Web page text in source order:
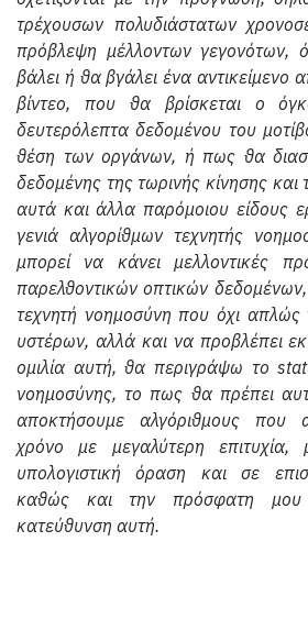
τρέχουσων πολυδιάστατων
πρόβλεψη μέλλοντων
βάλει ή θα βγάλει ένα αντικείμενο
βίντεο, που θα βρίσκεται ο
δευτερόλεπτα δεδομένου του
θέση των οργάνων, ή πως θα
δεδομένης της τωρινής κίνησης και
αυτά και άλλα παρόμοιου είδους
γενιά αλγορίθμων τεχνητής
μπορεί να κάνει μελλοντικές
παρελθοντικών οπτικών
τεχνητή νοημοσύνη που όχι
υστέρων, αλλά και να προβλέπει
ομιλία αυτή, θα περιγράψω το
νοημοσύνης, το πως θα πρέπει
αποκτήσουμε αλγόριθμους που
χρόνο με μεγαλύτερη
υπολογιστική όραση και σε
καθώς και την πρόσφατη
κατεύθυνση αυτή.